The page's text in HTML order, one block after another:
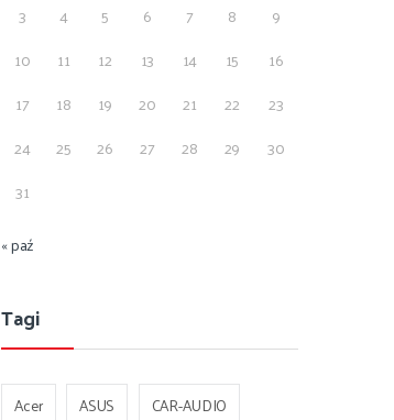
3
4 5 6 7 8
9
10
11 12 13 14 15
16
17
18 19 20 21 22
23
24
25 26 27 28 29
30
31
« paź
Tagi
Acer ASUS
CAR-AUDIO